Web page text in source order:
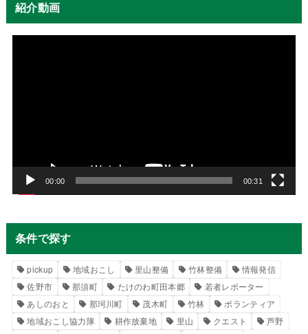
紹介動画
00:00 00:31
条件で探す
pickup 地域おこし 里山整備 竹林整備
情報発信
佐野市
那須町 たけのわ町田本郷
若者レポーター
あしのおと
那珂川町 茂木町 竹林
ボランティア
地域おこし協力隊
耕作放棄地 里山 クエスト
芦野